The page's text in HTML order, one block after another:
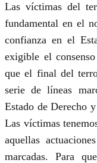
Las víctimas del
fundamental en el
confianza en el
exigible el
que el final del
serie de líneas
Estado de Derecho
Las víctimas
aquellas
marcadas. Para